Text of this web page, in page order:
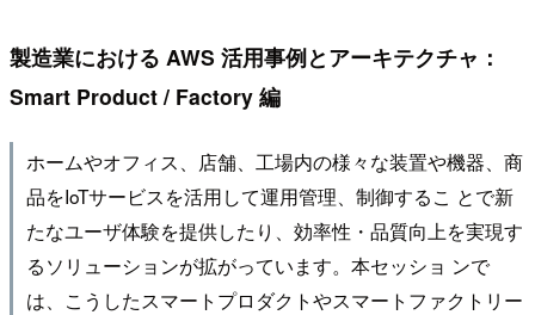
製造業における AWS 活用事例とアーキテクチャ：
Smart Product / Factory 編
ホームやオフィス、店舗、工場内の様々な装置や機器、商
品をIoTサービスを活用して運用管理、制御するこ とで新
たなユーザ体験を提供したり、効率性・品質向上を実現す
るソリューションが拡がっています。本セッショ ンで
は、こうしたスマートプロダクトやスマートファクトリー